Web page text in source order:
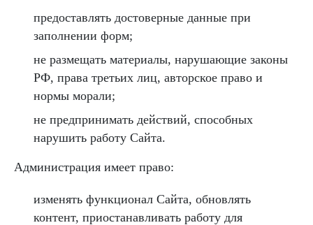
предоставлять достоверные данные при
заполнении форм;
не размещать материалы, нарушающие законы
РФ, права третьих лиц, авторское право и
нормы морали;
не предпринимать действий, способных
нарушить работу Сайта.
Администрация имеет право:
изменять функционал Сайта, обновлять
контент, приостанавливать работу для